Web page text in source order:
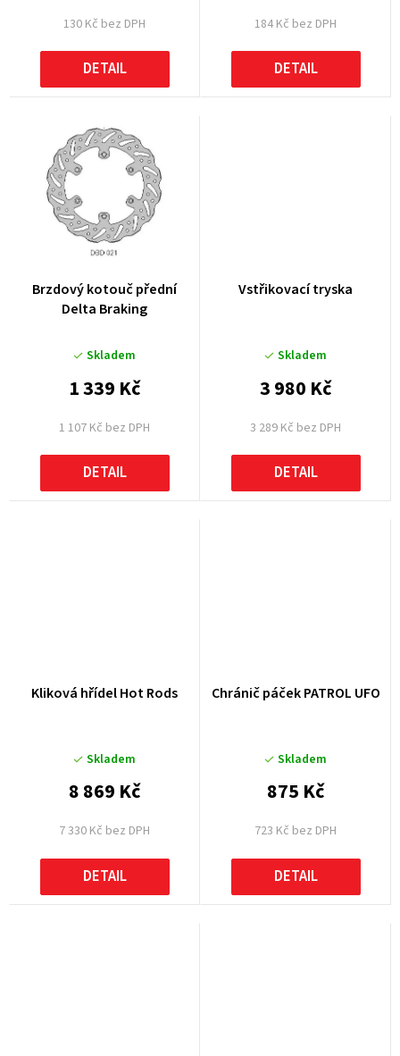
130 Kč bez DPH
DETAIL
184 Kč bez DPH
DETAIL
Brzdový kotouč přední
Delta Braking
Skladem
1 107 Kč bez DPH
1 339 Kč
DETAIL
Vstřikovací tryska
Skladem
3 289 Kč bez DPH
3 980 Kč
DETAIL
Kliková hřídel Hot Rods
Skladem
7 330 Kč bez DPH
8 869 Kč
DETAIL
Chránič páček PATROL UFO
Skladem
723 Kč bez DPH
875 Kč
DETAIL